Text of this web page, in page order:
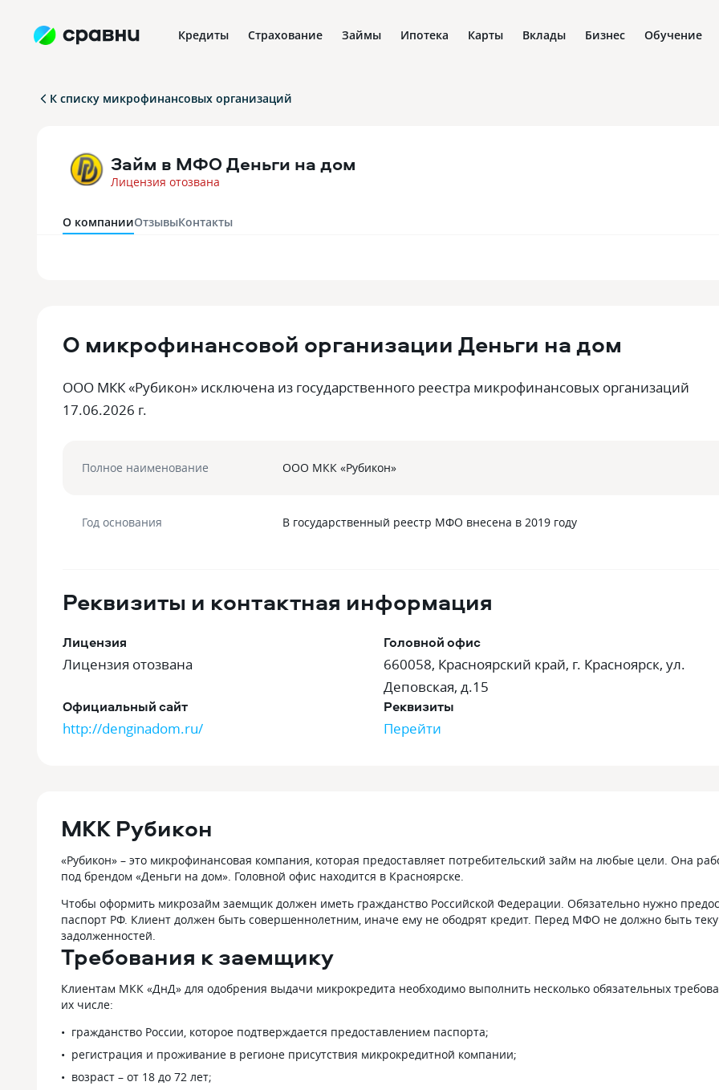
Кредиты Страхование Займы Ипотека Карты Вклады Бизнес Обучение
К списку микрофинансовых организаций
Займ в МФО Деньги на дом
Лицензия отозвана
О компанииОтзывыКонтакты
О микрофинансовой организации Деньги на дом
ООО МКК «Рубикон» исключена из государственного реестра микрофинансовых организаций
17.06.2026 г.
Полное наименование ООО МКК «Рубикон»
Год основания В государственный реестр МФО внесена в 2019 году
Реквизиты и контактная информация
Лицензия
Лицензия отозвана
Головной офис
660058, Красноярский край, г. Красноярск, ул.
Деповская, д.15
Официальный сайт
http://denginadom.ru/
Реквизиты
Перейти
МКК Рубикон
«Рубикон» – это микрофинансовая компания, которая предоставляет потребительский займ на любые цели. Она
под брендом «Деньги на дом». Головной офис находится в Красноярске.
Чтобы оформить микрозайм заемщик должен иметь гражданство Российской Федерации. Обязательно нужно
паспорт РФ. Клиент должен быть совершеннолетним, иначе ему не ободрят кредит. Перед МФО не должно быть
задолженностей.
Требования к заемщику
Клиентам МКК «ДнД» для одобрения выдачи микрокредита необходимо выполнить несколько обязательных
их числе:
гражданство России, которое подтверждается предоставлением паспорта;
регистрация и проживание в регионе присутствия микрокредитной компании;
возраст – от 18 до 72 лет;